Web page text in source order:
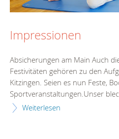
Impressionen
Absicherungen am Main Auch
Festivitäten gehören zu den
Kitzingen. Seien es nun Feste,
Sportveranstaltungen.Unser
Weiterlesen